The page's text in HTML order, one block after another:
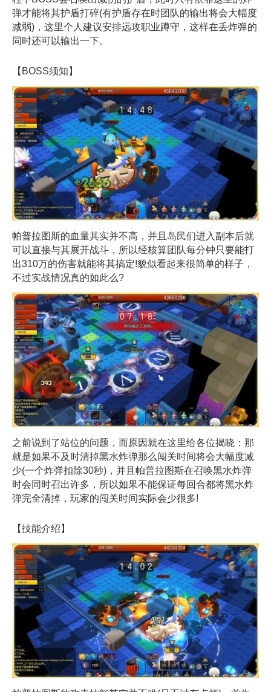
弹才能将其护盾打碎(有护盾存在时团队的输出将会大幅度
减弱)，这里个人建议安排远攻职业蹲守，这样在丢炸弹的
同时还可以输出一下。
【BOSS须知】
帕普拉图斯的血量其实并不高，并且岛民们进入副本后就
可以直接与其展开战斗，所以经核算团队每分钟只要能打
出310万的伤害就能将其搞定!貌似看起来很简单的样子，
不过实战情况真的如此么?
之前说到了站位的问题，而原因就在这里给各位揭晓：那
就是如果不及时清掉黑水炸弹那么闯关时间将会大幅度减
少(一个炸弹扣除30秒)，并且帕普拉图斯在召唤黑水炸弹
时会同时召出许多，所以如果不能保证每回合都将黑水炸
弹完全清掉，玩家的闯关时间实际会少很多!
【技能介绍】